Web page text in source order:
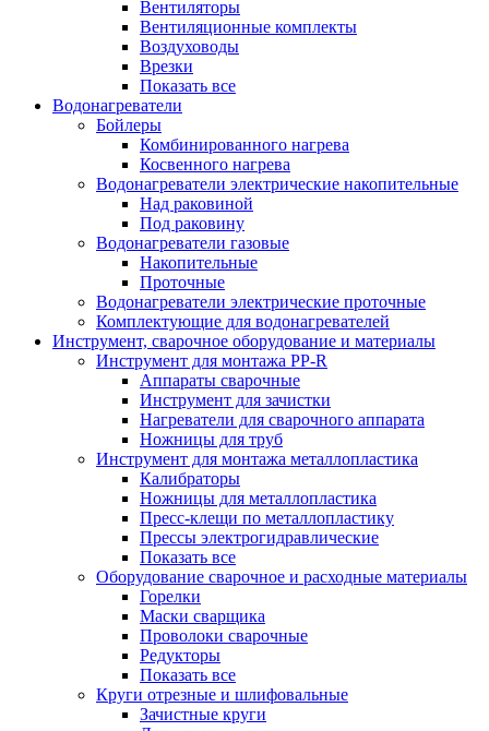
Вентиляторы
Вентиляционные комплекты
Воздуховоды
Врезки
Показать все
Водонагреватели
Бойлеры
Комбинированного нагрева
Косвенного нагрева
Водонагреватели электрические накопительные
Над раковиной
Под раковину
Водонагреватели газовые
Накопительные
Проточные
Водонагреватели электрические проточные
Комплектующие для водонагревателей
Инструмент, сварочное оборудование и материалы
Инструмент для монтажа PP-R
Аппараты сварочные
Инструмент для зачистки
Нагреватели для сварочного аппарата
Ножницы для труб
Инструмент для монтажа металлопластика
Калибраторы
Ножницы для металлопластика
Пресс-клещи по металлопластику
Прессы электрогидравлические
Показать все
Оборудование сварочное и расходные материалы
Горелки
Маски сварщика
Проволоки сварочные
Редукторы
Показать все
Круги отрезные и шлифовальные
Зачистные круги